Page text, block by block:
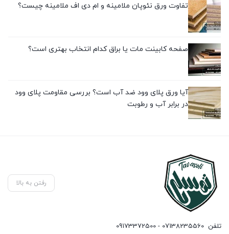
تفاوت ورق نئوپان ملامینه و ام دی اف ملامینه چیست؟
صفحه کابینت مات یا براق کدام انتخاب بهتری است؟
آیا ورق پلای وود ضد آب است؟ بررسی مقاومت پلای وود
در برابر آب و رطوبت
رفتن به بالا
تلفن 07138235560 - 09173372500